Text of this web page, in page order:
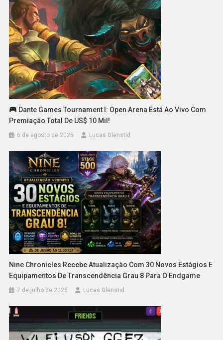
Dante Games Tournament I: Open Arena Está Ao Vivo Com
Premiação Total De US$ 10 Mil!
6 de agosto de 2025 Lucas Glenstid
Nine Chronicles Recebe Atualização Com 30 Novos Estágios E
Equipamentos De Transcendência Grau 8 Para O Endgame
7 de julho de 2026 Lucas Glenstid